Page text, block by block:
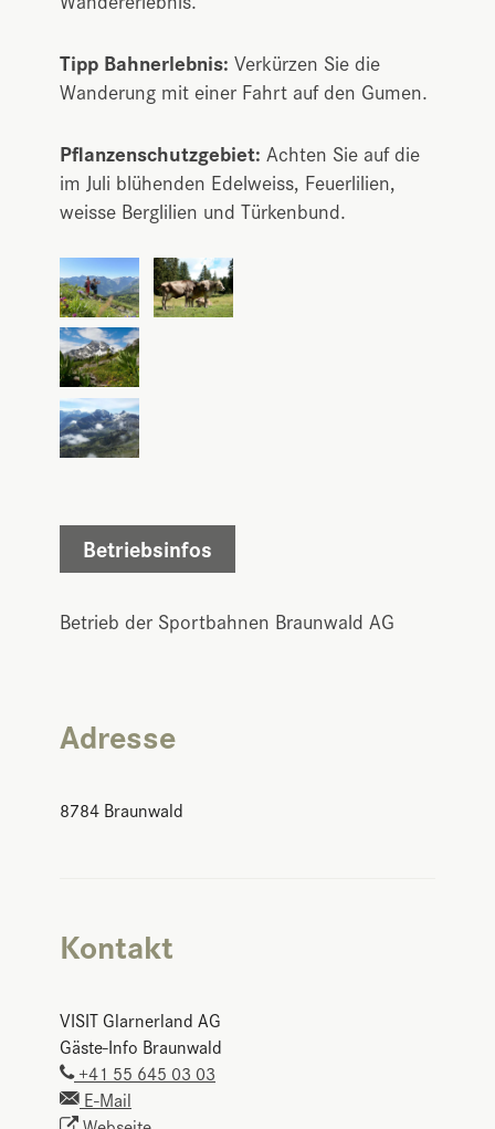
Tipp Bahnerlebnis: Verkürzen Sie die
Wanderung mit einer Fahrt auf den Gumen.
Pflanzenschutzgebiet: Achten Sie auf die
im Juli blühenden Edelweiss, Feuerlilien,
weisse Berglilien und Türkenbund.
Betriebsinfos
Betrieb der Sportbahnen Braunwald AG
Adresse
8784 Braunwald
Kontakt
VISIT Glarnerland AG
Gäste-Info Braunwald
+41 55 645 03 03
E-Mail